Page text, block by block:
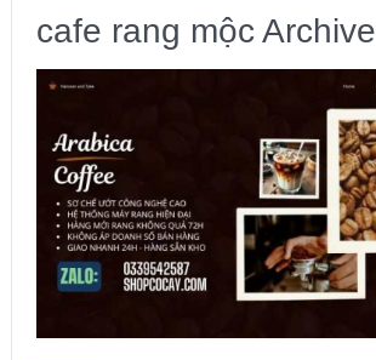
cafe rang mộc Archive